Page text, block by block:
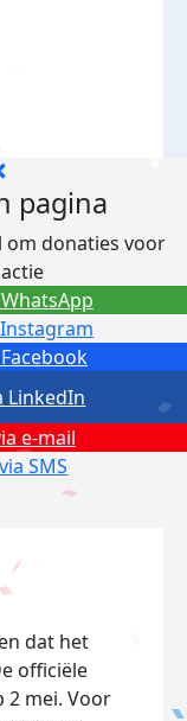
pagina
om donaties voor
e-mail
SMS
LinkedIn
dat het
officiële
2 mei. Voor